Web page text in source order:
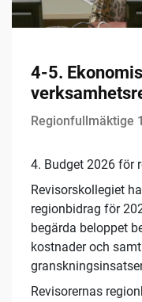
4-5.
Regionfullmäktige
4. Budget 2026 för
Revisorskollegiet
regionbidrag för
begärda beloppet
kostnader och
Revisorernas